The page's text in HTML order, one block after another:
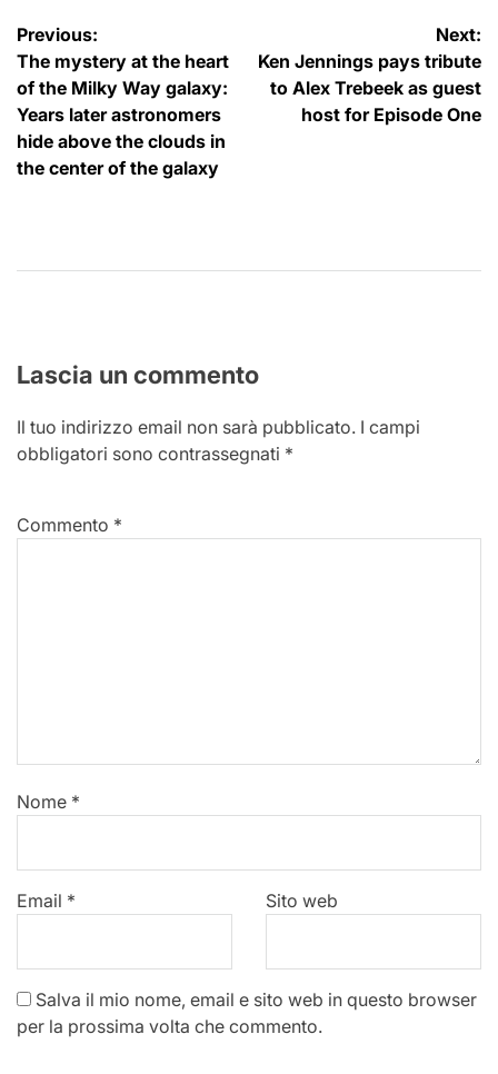
Navigazione
articoli
Previous:
The mystery at the heart
of the Milky Way galaxy:
Years later astronomers
hide above the clouds in
the center of the galaxy
Next:
Ken Jennings pays tribute
to Alex Trebeek as guest
host for Episode One
Lascia un commento
Il tuo indirizzo email non sarà pubblicato. I campi
obbligatori sono contrassegnati *
Commento *
Nome *
Email * Sito web
Salva il mio nome, email e sito web in questo browser
per la prossima volta che commento.